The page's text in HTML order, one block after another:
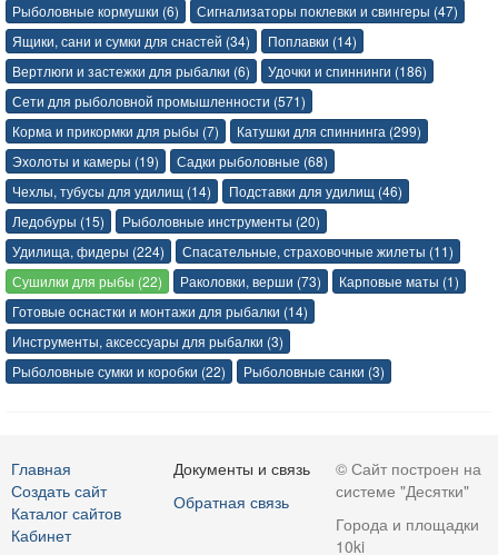
Рыболовные кормушки (6)
Сигнализаторы поклевки и свингеры (47)
Ящики, сани и сумки для снастей (34)
Поплавки (14)
Вертлюги и застежки для рыбалки (6)
Удочки и спиннинги (186)
Сети для рыболовной промышленности (571)
Корма и прикормки для рыбы (7)
Катушки для спиннинга (299)
Эхолоты и камеры (19)
Садки рыболовные (68)
Чехлы, тубусы для удилищ (14)
Подставки для удилищ (46)
Ледобуры (15)
Рыболовные инструменты (20)
Удилища, фидеры (224)
Спасательные, страховочные жилеты (11)
Сушилки для рыбы (22)
Раколовки, верши (73)
Карповые маты (1)
Готовые оснастки и монтажи для рыбалки (14)
Инструменты, аксессуары для рыбалки (3)
Рыболовные сумки и коробки (22)
Рыболовные санки (3)
Главная
Создать сайт
Каталог сайтов
Кабинет
Документы и связь
Обратная связь
© Сайт построен на
системе "Десятки"
Города и площадки
10ki